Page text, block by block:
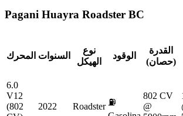
Pagani Huayra Roadster BC
المحرك السنوات
نوع
الهيكل
الوقود
القدرة
(حصان)
6.0
V12
(802
2022 Roadster ⛽
802 CV
@